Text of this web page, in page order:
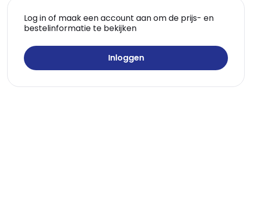
Log in of maak een account aan om de prijs- en
bestelinformatie te bekijken
Inloggen